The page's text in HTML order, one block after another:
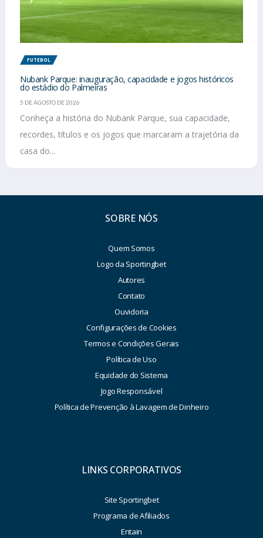
FUTEBOL
Nubank Parque: inauguração, capacidade e jogos históricos
do estádio do Palmeiras
5 DE AGOSTO DE 2026
Conheça a história do Nubank Parque, sua capacidade,
recordes, títulos e os jogos que marcaram a trajetória da
casa do...
SOBRE NÓS
Quem Somos
Logo da Sportingbet
Autores
Contato
Ouvidoria
Configurações de Cookies
Termos e Condições Gerais
Política de Uso
Equidade do Sistema
Jogo Responsável
Política de Prevenção à Lavagem de Dinheiro
LINKS CORPORATIVOS
Site Sportingbet
Programa de Afiliados
Entain